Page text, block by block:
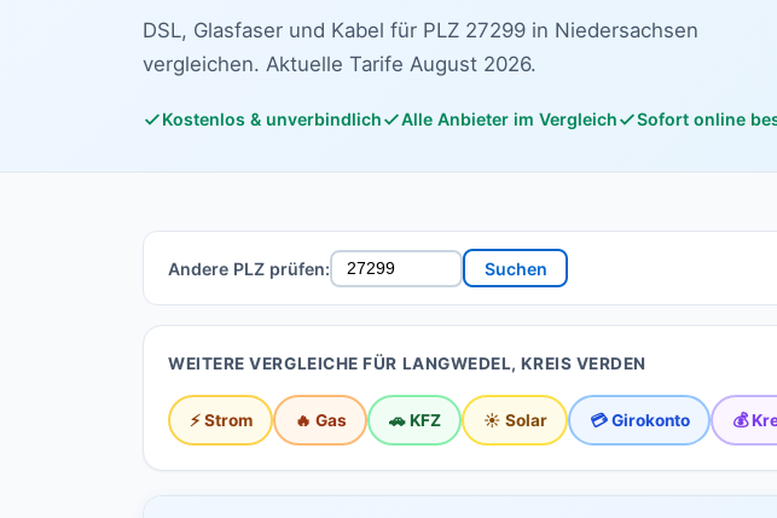
DSL, Glasfaser und Kabel für PLZ 27299 in Niedersachsen
vergleichen. Aktuelle Tarife August 2026.
Kostenlos & unverbindlich Alle Anbieter im Vergleich Sofort online
Andere PLZ prüfen: Suchen
WEITERE VERGLEICHE FÜR LANGWEDEL, KREIS VERDEN
⚡ Strom 🔥 Gas 🚗 KFZ ☀️ Solar 💳 Girokonto 💰